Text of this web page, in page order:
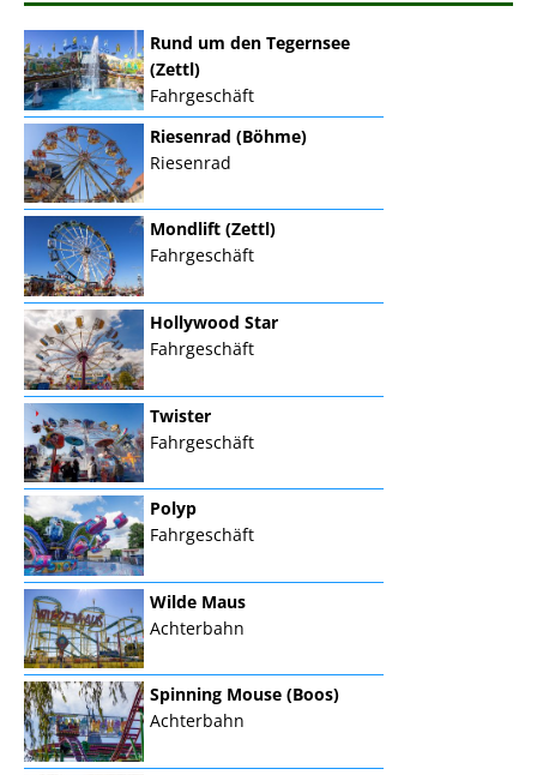
Rund um den Tegernsee
(Zettl)
Fahrgeschäft
Riesenrad (Böhme)
Riesenrad
Mondlift (Zettl)
Fahrgeschäft
Hollywood Star
Fahrgeschäft
Twister
Fahrgeschäft
Polyp
Fahrgeschäft
Wilde Maus
Achterbahn
Spinning Mouse (Boos)
Achterbahn